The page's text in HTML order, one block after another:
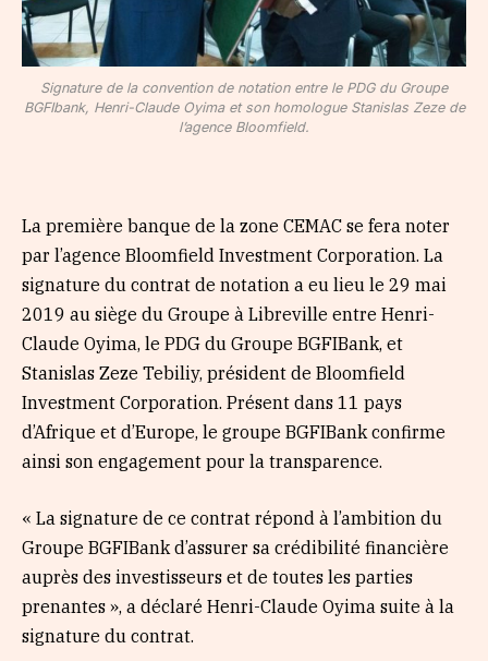
Signature de la convention de notation entre le PDG du Groupe
BGFIbank, Henri-Claude Oyima et son homologue Stanislas Zeze de
l’agence Bloomfield.
La première banque de la zone CEMAC se fera noter
par l’agence Bloomfield Investment Corporation. La
signature du contrat de notation a eu lieu le 29 mai
2019 au siège du Groupe à Libreville entre Henri-
Claude Oyima, le PDG du Groupe BGFIBank, et
Stanislas Zeze Tebiliy, président de Bloomfield
Investment Corporation. Présent dans 11 pays
d’Afrique et d’Europe, le groupe BGFIBank confirme
ainsi son engagement pour la transparence.
« La signature de ce contrat répond à l’ambition du
Groupe BGFIBank d’assurer sa crédibilité financière
auprès des investisseurs et de toutes les parties
prenantes », a déclaré Henri-Claude Oyima suite à la
signature du contrat.